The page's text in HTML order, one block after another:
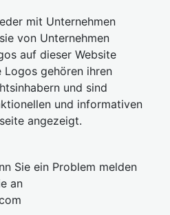
mit Unternehmen
von Unternehmen
auf dieser Website
gehören ihren
und sind
und informativen
angezeigt.
Sie ein Problem melden
an